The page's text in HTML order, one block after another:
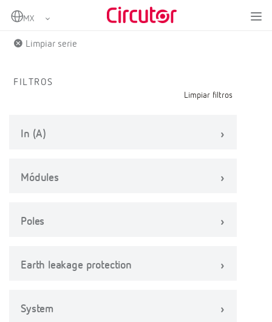
Home
Limpiar serie
FILTROS
Limpiar filtros
In (A)
Módules
Poles
Earth leakage protection
System